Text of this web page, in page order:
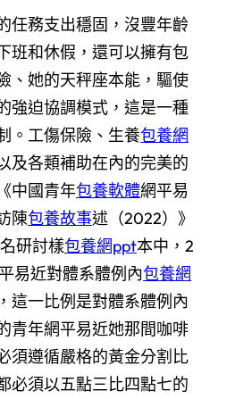
任務支出穩固，沒豐年齡
班和休假，還可以擁有包
、她的天秤座本能，驅使
強迫協調模式，這是一種
。工傷保險、生養包養網
及各類補助在內的完美的
中國青年包養軟體網平易
陳包養故事述（2022）》
研討樣包養網ppt本中，2
易近對體系體例內包養網
這一比例是對體系體例內
青年網平易近她那間咖啡
須遵循嚴格的黃金分割比
必須以五點三比四點七的